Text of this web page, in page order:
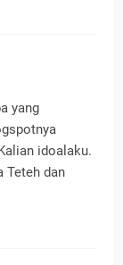
yang
idoalaku.
Teteh dan